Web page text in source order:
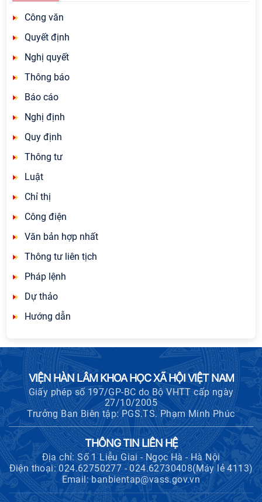
Công văn
Quyết định
Nghị quyết
Thông báo
Báo cáo
Nghị định
Quy định
Thông tư
Luật
Chỉ thị
Công điện
Văn bản hợp nhất
Thông tư liên tịch
Pháp lệnh
Dự thảo
Hướng dẫn
VIỆN HÀN LÂM KHOA HỌC XÃ HỘI VIỆT NAM
Giấy phép số 197/GP-BC do Bộ VHTT cấp ngày
27/10/2005
Trưởng Ban Biên tập: PGS.TS. Phạm Minh Phúc
THÔNG TIN LIÊN HỆ
Địa chỉ: Số 1 Liễu Giai - Ngọc Hà - Hà Nội
Điện thoại: 024.62750277 - 024.62730408(Máy lẻ 4113)
Email: banbientap@vass.gov.vn